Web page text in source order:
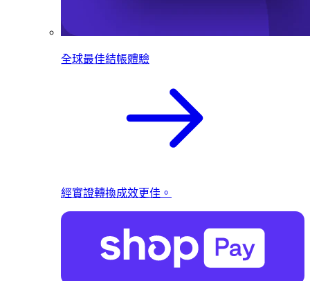
全球最佳結帳體驗
經實證轉換成效更佳。